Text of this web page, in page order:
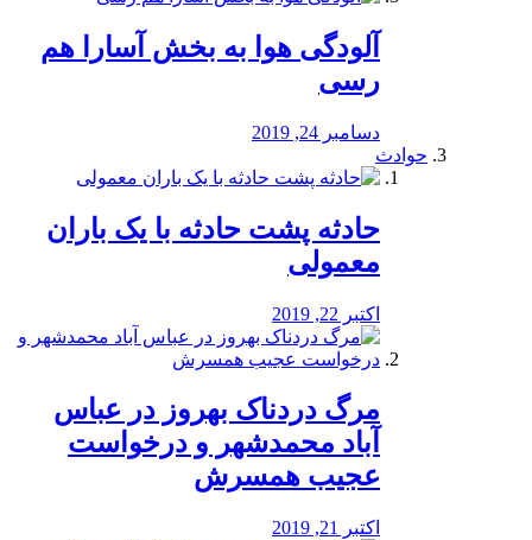
آلودگی هوا به بخش آسارا هم
رسی
دسامبر 24, 2019
حوادث
️حادثه پشت حادثه با یک باران
معمولی
اکتبر 22, 2019
مرگ دردناک بهروز در عباس
آباد محمدشهر و درخواست
عجیب همسرش
اکتبر 21, 2019